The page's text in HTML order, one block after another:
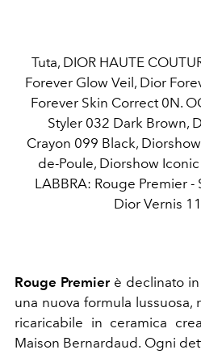
Tuta, DIOR HAUTE
Forever Glow Veil, Dior
Forever Skin Correct 0N.
Styler 032 Dark Brown,
Crayon 099 Black,
de-Poule, Diorshow
LABBRA: Rouge Premier -
Dior Vernis
Rouge Premierè declinato in
una nuova formula lussuosa,
ricaricabile in ceramica
Maison Bernardaud. Ogni